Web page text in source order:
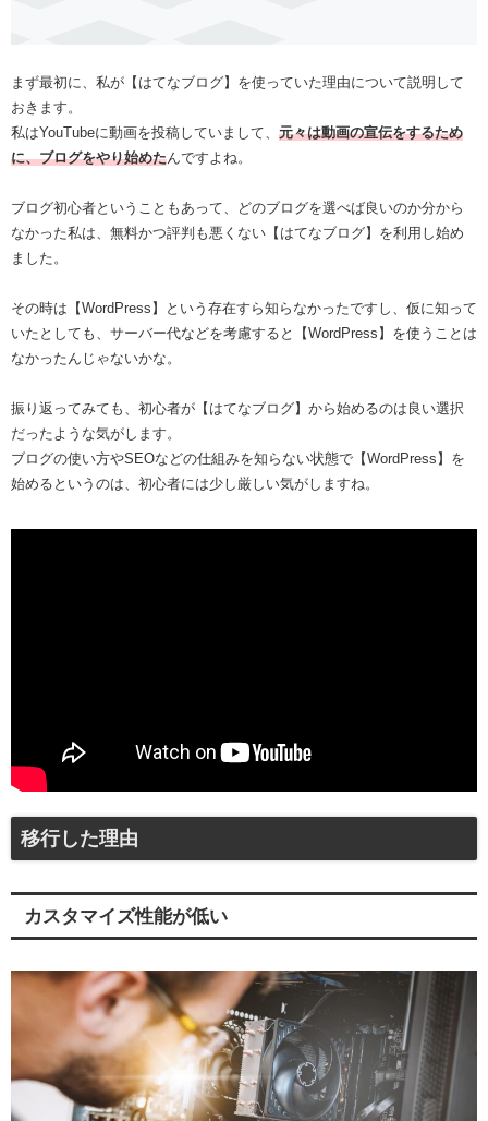
まず最初に、私が【はてなブログ】を使っていた理由について説明して
おきます。
私はYouTubeに動画を投稿していまして、 元々は動画の宣伝をするため
に、ブログをやり始めたんですよね。
ブログ初心者ということもあって、どのブログを選べば良いのか分から
なかった私は、無料かつ評判も悪くない【はてなブログ】を利用し始め
ました。
その時は【WordPress】という存在すら知らなかったですし、仮に知って
いたとしても、サーバー代などを考慮すると【WordPress】を使うことは
なかったんじゃないかな。
振り返ってみても、初心者が【はてなブログ】から始めるのは良い選択
だったような気がします。
ブログの使い方やSEOなどの仕組みを知らない状態で【WordPress】を
始めるというのは、初心者には少し厳しい気がしますね。
移行した理由
カスタマイズ性能が低い